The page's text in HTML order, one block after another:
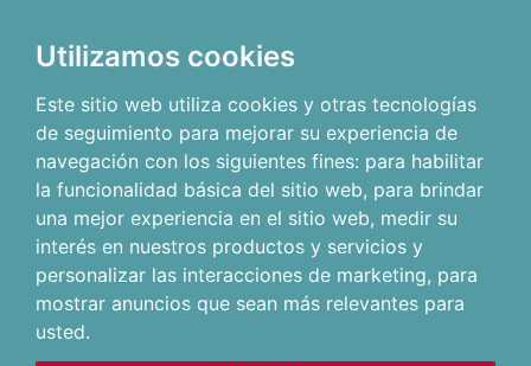
Utilizamos cookies
Este sitio web utiliza cookies y otras tecnologías
de seguimiento para mejorar su experiencia de
navegación con los siguientes fines: para habilitar
la funcionalidad básica del sitio web, para brindar
una mejor experiencia en el sitio web, medir su
interés en nuestros productos y servicios y
personalizar las interacciones de marketing, para
mostrar anuncios que sean más relevantes para
usted.